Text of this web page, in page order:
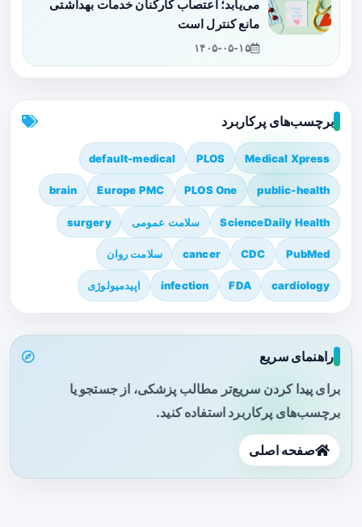
می‌یابد؛ اعتصاب کارکنان خدمات بهداشتی
مانع کنترل است
۱۴۰۵-۰۵-۱۵
برچسب‌های پرکاربرد
Medical Xpress
PLOS
default-medical
public-health
PLOS One
Europe PMC
brain
ScienceDaily Health سلامت عمومی surgery
PubMed
CDC
cancer سلامت روان
cardiology
FDA
infection اپیدمیولوژی
راهنمای سریع
برای پیدا کردن سریع‌تر مطالب پزشکی، از جستجو یا
برچسب‌های پرکاربرد استفاده کنید.
صفحه اصلی